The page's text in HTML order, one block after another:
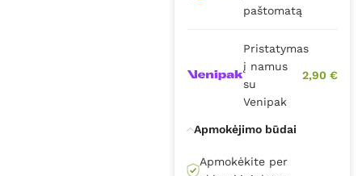
paštomatą
Pristatymas
į namus
su
Venipak
2,90 €
Apmokėjimo būdai
Apmokėkite per